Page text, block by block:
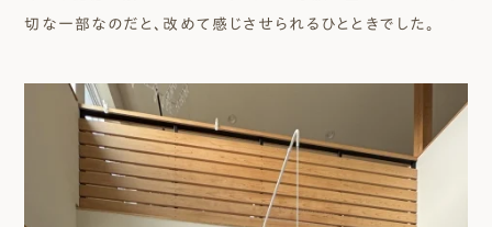
切な一部なのだと、改めて感じさせられるひとときでした。